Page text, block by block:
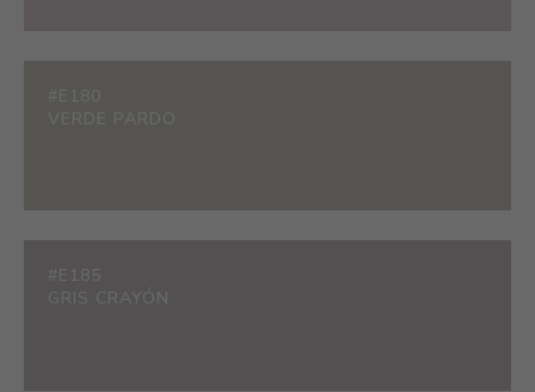
#E180
VERDE PARDO
#E185
GRIS CRAYÓN